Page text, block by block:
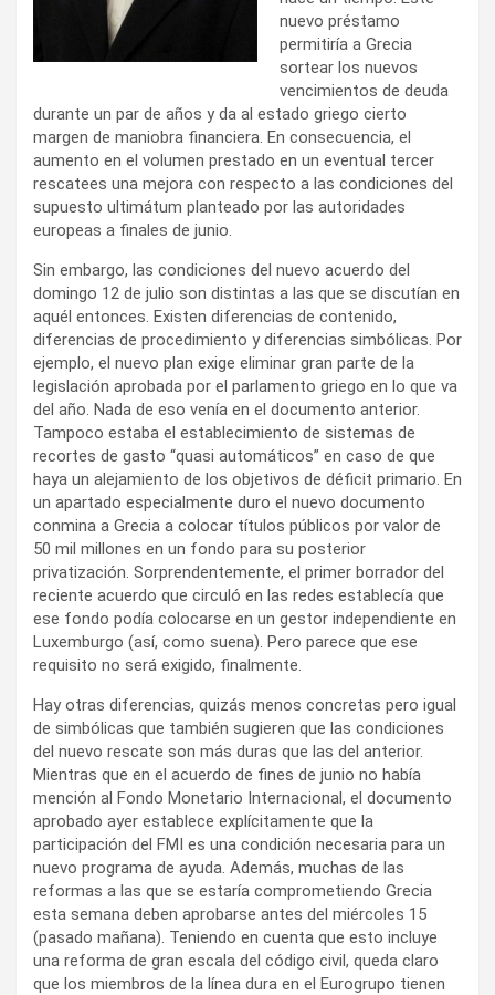
nuevo préstamo
permitiría a Grecia
sortear los nuevos
vencimientos de deuda
durante un par de años y da al estado griego cierto
margen de maniobra financiera. En consecuencia, el
aumento en el volumen prestado en un eventual tercer
rescatees una mejora con respecto a las condiciones del
supuesto ultimátum planteado por las autoridades
europeas a finales de junio.
Sin embargo, las condiciones del nuevo acuerdo del
domingo 12 de julio son distintas a las que se discutían en
aquél entonces. Existen diferencias de contenido,
diferencias de procedimiento y diferencias simbólicas. Por
ejemplo, el nuevo plan exige eliminar gran parte de la
legislación aprobada por el parlamento griego en lo que va
del año. Nada de eso venía en el documento anterior.
Tampoco estaba el establecimiento de sistemas de
recortes de gasto “quasi automáticos” en caso de que
haya un alejamiento de los objetivos de déficit primario. En
un apartado especialmente duro el nuevo documento
conmina a Grecia a colocar títulos públicos por valor de
50 mil millones en un fondo para su posterior
privatización. Sorprendentemente, el primer borrador del
reciente acuerdo que circuló en las redes establecía que
ese fondo podía colocarse en un gestor independiente en
Luxemburgo (así, como suena). Pero parece que ese
requisito no será exigido, finalmente.
Hay otras diferencias, quizás menos concretas pero igual
de simbólicas que también sugieren que las condiciones
del nuevo rescate son más duras que las del anterior.
Mientras que en el acuerdo de fines de junio no había
mención al Fondo Monetario Internacional, el documento
aprobado ayer establece explícitamente que la
participación del FMI es una condición necesaria para un
nuevo programa de ayuda. Además, muchas de las
reformas a las que se estaría comprometiendo Grecia
esta semana deben aprobarse antes del miércoles 15
(pasado mañana). Teniendo en cuenta que esto incluye
una reforma de gran escala del código civil, queda claro
que los miembros de la línea dura en el Eurogrupo tienen